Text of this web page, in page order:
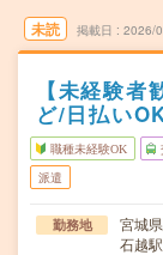
未読 掲載日 2026/
【未経験
ど/日払い
職種未経験OK
派遣
勤務地
宮城
石越